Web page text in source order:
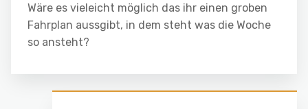
Wäre es vieleicht möglich das ihr einen groben
Fahrplan aussgibt, in dem steht was die Woche
so ansteht?